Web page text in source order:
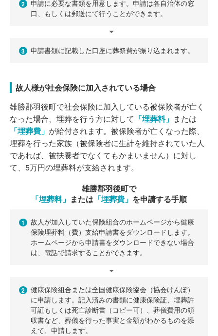
2
申請に必要な書類を用意します。申請は各自治体の窓
口、もしくは郵送にて行うことができます。
3 申請書類に記載した口座に葬祭費が振り込まれます。
故人様が社会保険に加入されている場合
雄勝郡羽後町で社会保険に加入している被保険者が亡く
なった場合、埋葬を行う方に対して 「埋葬料」 または
「埋葬費」 が給付されます。被保険者が亡くなった際、
埋葬を行った家族（被保険者に生計を維持されていた人
であれば、被扶養者でなくてもかまいません）に対し
て、5万円の埋葬料が支給されます。
雄勝郡羽後町で
「埋葬料」 または 「埋葬費」 を申請する手順
1
故人が加入していた保険組合のホームページから健康
保険埋葬料（費）支給申請書をダウンロードします。
ホームページから申請書をダウンロードできない場合
は、電話で請求することができます。
2
健康保険組合または全国健康保険協会（協会けんぽ）
に申請します。記入済みの書類に健康保険証、埋葬許
可証もしくは死亡診断書（コピー可）、葬儀費用の領
収書など、葬儀を行った事実と金額がわかるものを添
えて、申請します。